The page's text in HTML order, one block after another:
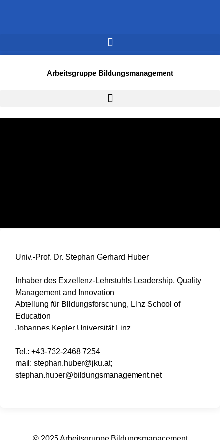
Arbeitsgruppe Bildungsmanagement
Univ.-Prof. Dr. Stephan Gerhard Huber
Inhaber des Exzellenz-Lehrstuhls Leadership, Quality
Management and Innovation
Abteilung für Bildungsforschung, Linz School of
Education
Johannes Kepler Universität Linz
Tel.: +43-732-2468 7254
mail: stephan.huber@jku.at;
stephan.huber@bildungsmanagement.net
© 2025 Arbeitsgruppe Bildungsmanagement